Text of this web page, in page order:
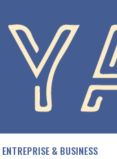
ENTREPRISE & BUSINESS